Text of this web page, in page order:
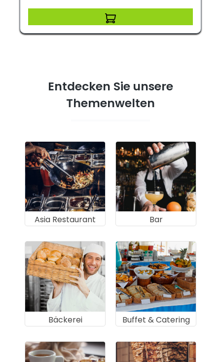
Entdecken Sie unsere
Themenwelten
Asia Restaurant Bar
Bäckerei Buffet & Catering